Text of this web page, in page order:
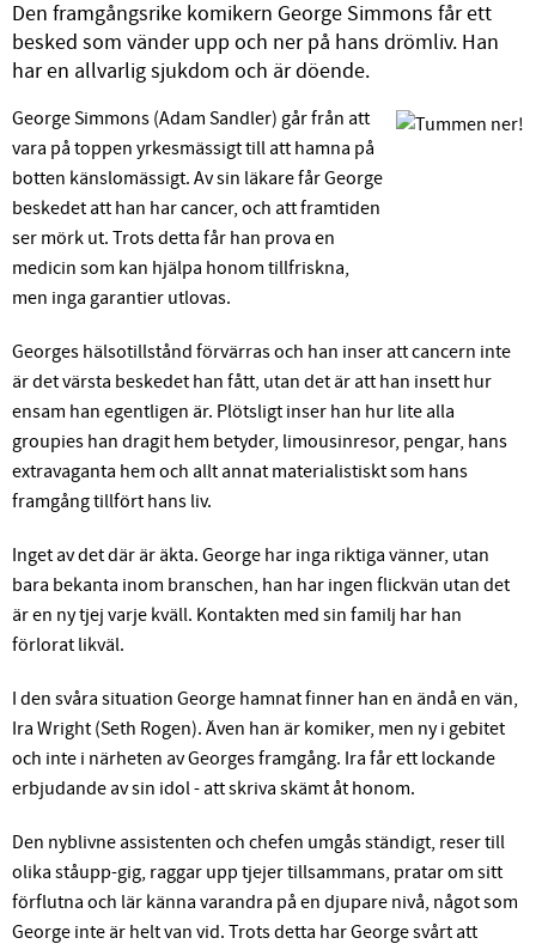
Den framgångsrike komikern George Simmons får ett
besked som vänder upp och ner på hans drömliv. Han
har en allvarlig sjukdom och är döende.
George Simmons (Adam Sandler) går från att
vara på toppen yrkesmässigt till att hamna på
botten känslomässigt. Av sin läkare får George
beskedet att han har cancer, och att framtiden
ser mörk ut. Trots detta får han prova en
medicin som kan hjälpa honom tillfriskna,
men inga garantier utlovas.
Georges hälsotillstånd förvärras och han inser att cancern inte
är det värsta beskedet han fått, utan det är att han insett hur
ensam han egentligen är. Plötsligt inser han hur lite alla
groupies han dragit hem betyder, limousinresor, pengar, hans
extravaganta hem och allt annat materialistiskt som hans
framgång tillfört hans liv.
Inget av det där är äkta. George har inga riktiga vänner, utan
bara bekanta inom branschen, han har ingen flickvän utan det
är en ny tjej varje kväll. Kontakten med sin familj har han
förlorat likväl.
I den svåra situation George hamnat finner han en ändå en vän,
Ira Wright (Seth Rogen). Även han är komiker, men ny i gebitet
och inte i närheten av Georges framgång. Ira får ett lockande
erbjudande av sin idol - att skriva skämt åt honom.
Den nyblivne assistenten och chefen umgås ständigt, reser till
olika ståupp-gig, raggar upp tjejer tillsammans, pratar om sitt
förflutna och lär känna varandra på en djupare nivå, något som
George inte är helt van vid. Trots detta har George svårt att